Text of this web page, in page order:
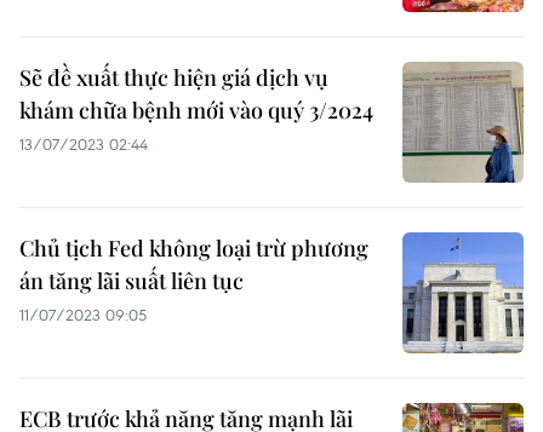
Sẽ đề xuất thực hiện giá dịch vụ
khám chữa bệnh mới vào quý 3/2024
13/07/2023 02:44
Chủ tịch Fed không loại trừ phương
án tăng lãi suất liên tục
11/07/2023 09:05
ECB trước khả năng tăng mạnh lãi